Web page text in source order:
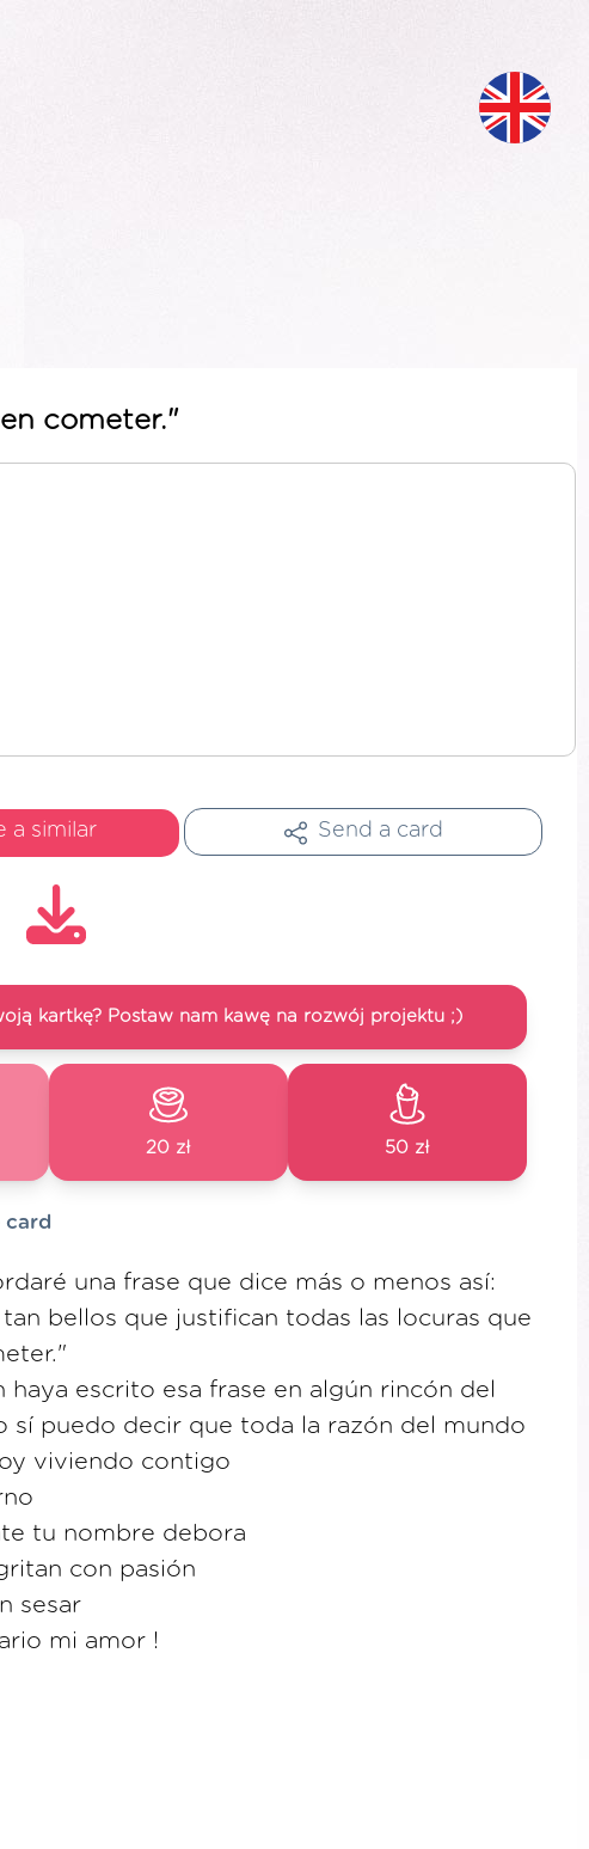
cometer."
a similar Send a card
kartkę? Postaw nam kawę na rozwój projektu ;)
20 zł 50 zł
una frase que dice más o menos así:
bellos que justifican todas las locuras que
haya escrito esa frase en algún rincón del
sí puedo decir que toda la razón del mundo
viviendo contigo
tu nombre debora
con pasión
sesar
mi amor !